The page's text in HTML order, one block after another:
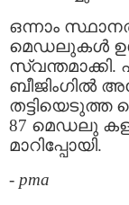
ഒന്നാം
മെഡലുകള്‍
ബീജിംഗില്‍
തട്ടിയെടുത്ത
87 മെഡലു
മാറിപ്പോയി.
- pma